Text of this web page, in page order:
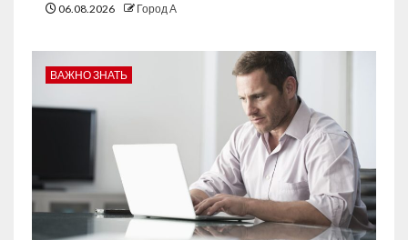
06.08.2026 Город А
ВАЖНО ЗНАТЬ